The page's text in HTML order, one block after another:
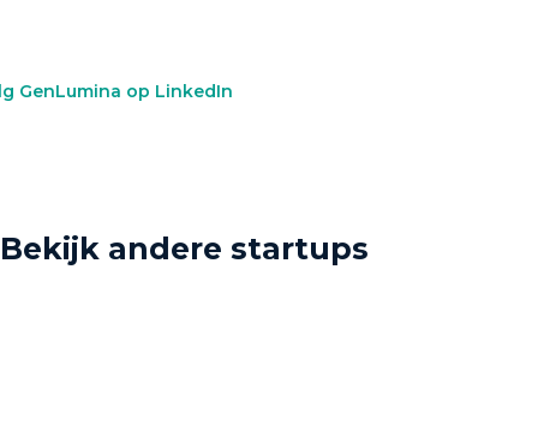
GenLumina op LinkedIn
Bekijk andere startups